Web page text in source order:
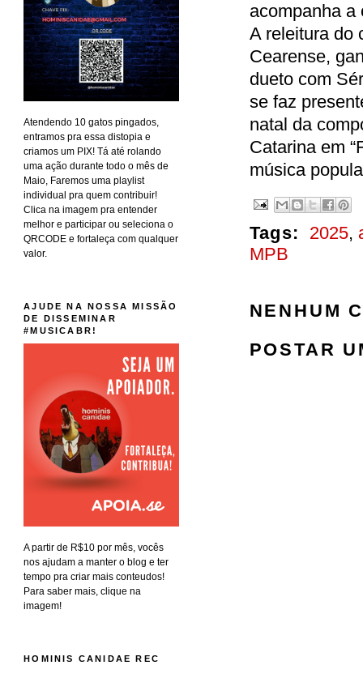
acompanha a
A releitura do
Cearense,
dueto com
se faz
natal da
Catarina em
música
Tags: 2025,
MPB
NENHUM
POSTAR
Atendendo 10 gatos pingados,
entramos pra essa distopia e
criamos um PIX! Tá até rolando
uma ação durante todo o mês de
Maio, Faremos uma playlist
individual pra quem contribuir!
Clica na imagem pra entender
melhor e participar ou seleciona o
QRCODE e fortaleça com qualquer
valor.
AJUDE NA NOSSA MISSÃO
DE DISSEMINAR
#MUSICABR!
A partir de R$10 por mês, vocês
nos ajudam a manter o blog e ter
tempo pra criar mais conteudos!
Para saber mais, clique na
imagem!
HOMINIS CANIDAE REC